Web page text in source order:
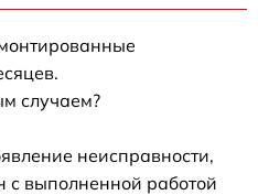
случаем?
неисправности,
с выполненной работой